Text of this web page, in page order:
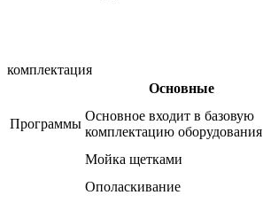
комплектация
Основные
Программы
Основное входит в базовую
комплектацию оборудования
Мойка щетками
Ополаскивание